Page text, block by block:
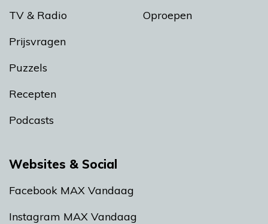
TV & Radio
Prijsvragen
Puzzels
Recepten
Podcasts
Oproepen
Websites & Social
Facebook MAX Vandaag
Instagram MAX Vandaag